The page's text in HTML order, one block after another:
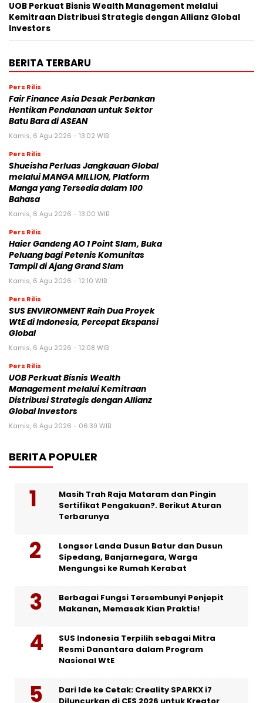
UOB Perkuat Bisnis Wealth Management melalui
Kemitraan Distribusi Strategis dengan Allianz Global
Investors
BERITA TERBARU
Pers Rilis
Fair Finance Asia Desak Perbankan
Hentikan Pendanaan untuk Sektor
Batu Bara di ASEAN
Kamis, 6 Agu 2026 - 13:02 WIB
Pers Rilis
Shueisha Perluas Jangkauan Global
melalui MANGA MILLION, Platform
Manga yang Tersedia dalam 100
Bahasa
Kamis, 6 Agu 2026 - 13:00 WIB
Pers Rilis
Haier Gandeng AO 1 Point Slam, Buka
Peluang bagi Petenis Komunitas
Tampil di Ajang Grand Slam
Kamis, 6 Agu 2026 - 12:10 WIB
Pers Rilis
SUS ENVIRONMENT Raih Dua Proyek
WtE di Indonesia, Percepat Ekspansi
Global
Kamis, 6 Agu 2026 - 12:08 WIB
Pers Rilis
UOB Perkuat Bisnis Wealth
Management melalui Kemitraan
Distribusi Strategis dengan Allianz
Global Investors
Kamis, 6 Agu 2026 - 06:39 WIB
BERITA POPULER
Masih Trah Raja Mataram dan Pingin
Sertifikat Pengakuan?. Berikut Aturan
Terbarunya
Longsor Landa Dusun Batur dan Dusun
Sipedang, Banjarnegara, Warga
Mengungsi ke Rumah Kerabat
Berbagai Fungsi Tersembunyi Penjepit
Makanan, Memasak Kian Praktis!
SUS Indonesia Terpilih sebagai Mitra
Resmi Danantara dalam Program
Nasional WtE
Dari Ide ke Cetak: Creality SPARKX i7